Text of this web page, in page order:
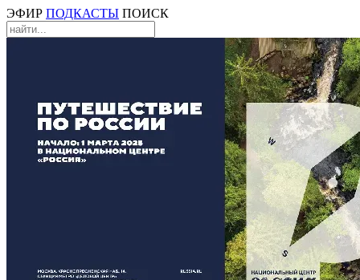
ЭФИР ПОДКАСТЫ ПОИСК